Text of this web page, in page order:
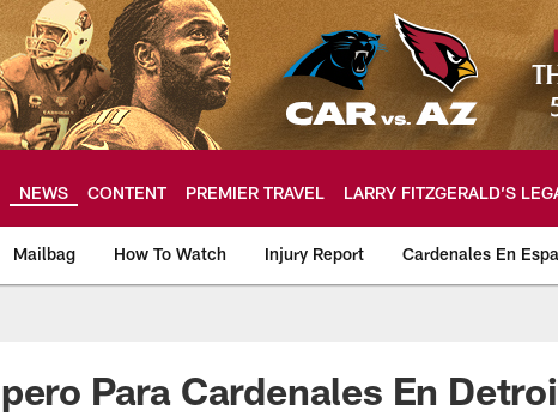
NEWS CONTENT PREMIER TRAVEL LARRY FITZGERALD’S
Mailbag How To Watch Injury Report Cardenales En
Home: The
Para Cardenales En